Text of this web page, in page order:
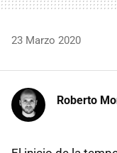
23 Marzo 2020
Roberto